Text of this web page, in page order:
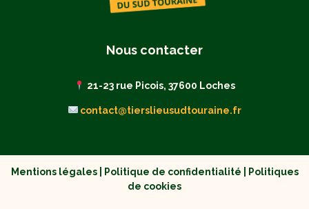
Nous contacter
21-23 rue Picois, 37600 Loches
contact@tierslieusudtouraine.fr
Mentions légales| Politique de confidentialité
Politiques
de cookies